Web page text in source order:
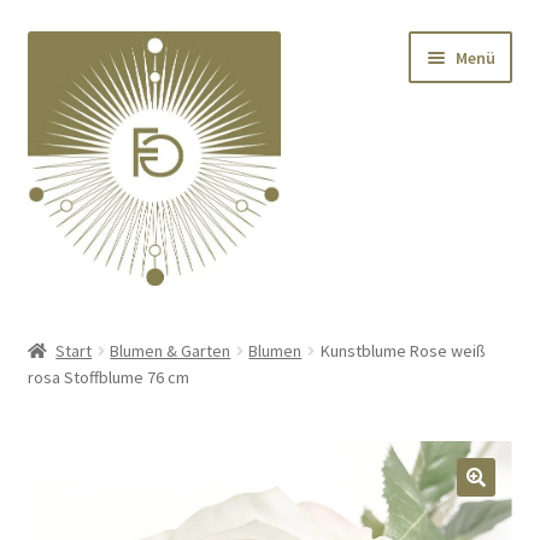
Navigation
springen
springen
Menü
Deko
öffnen
Start Blumen & Garten Blumen
Kunstblume Rose weiß
rosa Stoffblume 76 cm
🔍